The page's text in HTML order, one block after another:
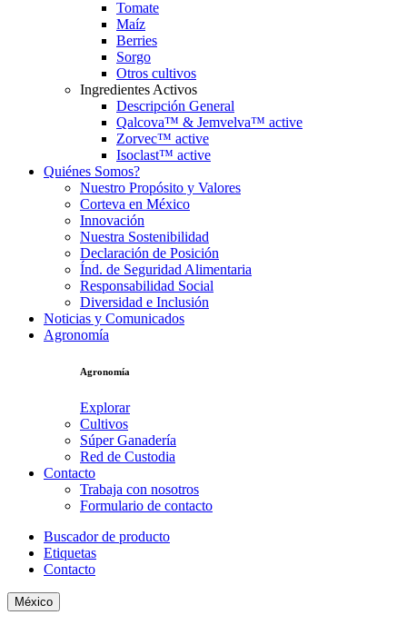
Tomate
Maíz
Berries
Sorgo
Otros cultivos
Ingredientes Activos
Descripción General
Qalcova™ & Jemvelva™ active
Zorvec™ active
Isoclast™ active
Quiénes Somos?
Nuestro Propósito y Valores
Corteva en México
Innovación
Nuestra Sostenibilidad
Declaración de Posición
Índ. de Seguridad Alimentaria
Responsabilidad Social
Diversidad e Inclusión
Noticias y Comunicados
Agronomía
Agronomía
Explorar
Cultivos
Súper Ganadería
Red de Custodia
Contacto
Trabaja con nosotros
Formulario de contacto
Buscador de producto
Etiquetas
Contacto
México